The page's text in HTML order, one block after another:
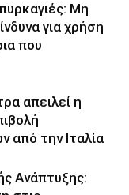
Μη
για χρήση
που
απειλεί η
από την Ιταλία
Ανάπτυξης: